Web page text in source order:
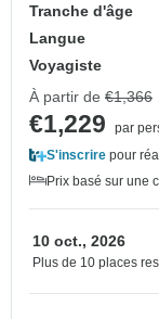
Tranche d'âge
Langue
Voyagiste
À partir de €1,366
€1,229
par
S'inscrire pour
Prix basé sur une
10 oct., 2026
Plus de 10 places